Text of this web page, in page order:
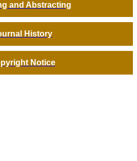
and Abstracting
History
Notice